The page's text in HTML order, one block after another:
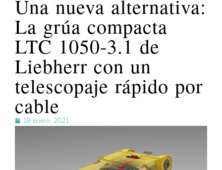
Una nueva alternativa:
La grúa compacta
LTC 1050-3.1 de
Liebherr con un
telescopaje rápido por
cable
18 enero, 2021